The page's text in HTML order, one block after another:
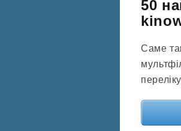
50
Саме